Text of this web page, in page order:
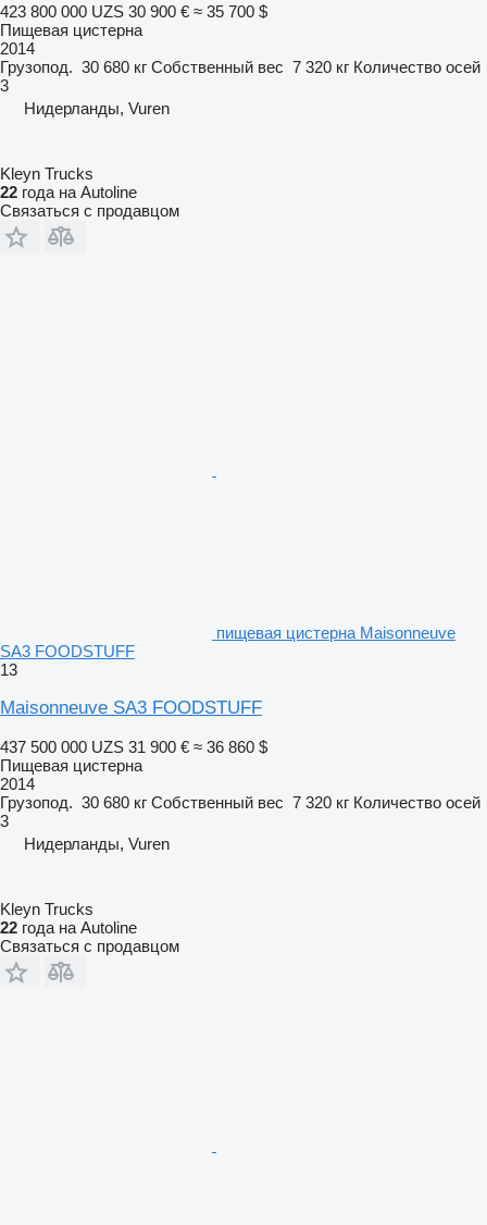
423 800 000 UZS 30 900 € ≈ 35 700 $
Пищевая цистерна
2014
Грузопод. 30 680 кг Собственный вес 7 320 кг Количество осей
3
Нидерланды, Vuren
Kleyn Trucks
22 года на Autoline
Связаться с продавцом
пищевая цистерна Maisonneuve
SA3 FOODSTUFF
13
Maisonneuve SA3 FOODSTUFF
437 500 000 UZS 31 900 € ≈ 36 860 $
Пищевая цистерна
2014
Грузопод. 30 680 кг Собственный вес 7 320 кг Количество осей
3
Нидерланды, Vuren
Kleyn Trucks
22 года на Autoline
Связаться с продавцом